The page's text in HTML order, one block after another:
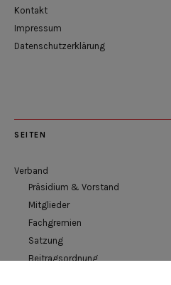
Kontakt
Impressum
Datenschutzerklärung
SEITEN
Verband
Präsidium & Vorstand
Mitglieder
Fachgremien
Satzung
Beitragsordnung